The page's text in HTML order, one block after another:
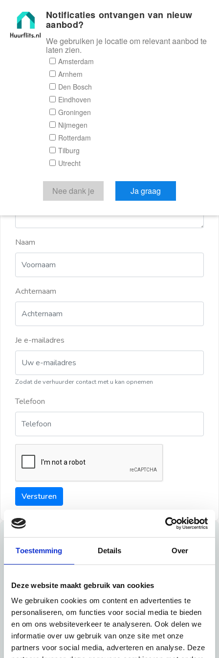
Toestemming Details Over
Deze website maakt gebruik van cookies
We gebruiken cookies om content en advertenties te
personaliseren, om functies voor social media te bieden
en om ons websiteverkeer te analyseren. Ook delen we
informatie over uw gebruik van onze site met onze
partners voor social media, adverteren en analyse. Deze
Huurflits
Reactieformulier
Huurflits
Verstuur je bericht
Door een bericht te sturen kom je in contact met de
aanbieder of makelaar van de woning.
Naam
Achternaam
Je e-mailadres
Zodat de verhuurder contact met u kan opnemen
Telefoon
Versturen
Tips
Tip 1:
Schrijf een duidelijke introductie en geef de volgende
informatie mee:
Ben je student, werkachtig of werkzoekend
Notificaties ontvangen van nieuw
aanbod?
We gebruiken je locatie om relevant aanbod te
laten zien.
Amsterdam
Arnhem
Den Bosch
Eindhoven
Groningen
Nijmegen
Rotterdam
Tilburg
Utrecht
Nee dank je Ja graag